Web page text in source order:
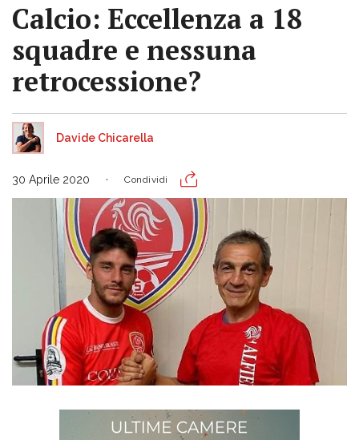
Calcio: Eccellenza a 18
squadre e nessuna
retrocessione?
Davide Chicarella
30 Aprile 2020 Condividi